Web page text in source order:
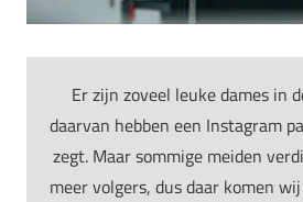
Er zijn zoveel leuke dames in
daarvan hebben een Instagram
zegt. Maar sommige meiden
meer volgers, dus daar komen